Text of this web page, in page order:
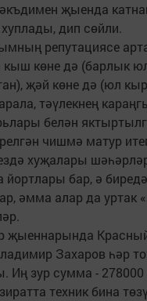
җыенда
дип сөйли.
репутациясе
кыш көне дә (барлык
җәй көне дә (юл
тәүлекнең
белән
чишмә матур
хуҗалары
йортлары бар, ә
әмма алар да уртак
җыеннарында
Захаров һәр
Иң зур сумма -
техник бина